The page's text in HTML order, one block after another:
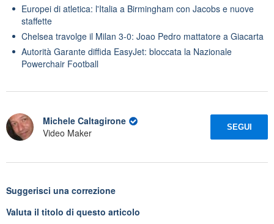
Europei di atletica: l'Italia a Birmingham con Jacobs e nuove
staffette
Chelsea travolge il Milan 3-0: Joao Pedro mattatore a Giacarta
Autorità Garante diffida EasyJet: bloccata la Nazionale
Powerchair Football
Michele Caltagirone
Video Maker
SEGUI
Suggerisci una correzione
Valuta il titolo di questo articolo